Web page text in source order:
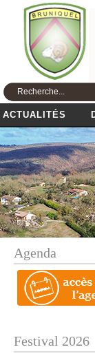
ACTUALITÉS
Agenda
Festival 2026